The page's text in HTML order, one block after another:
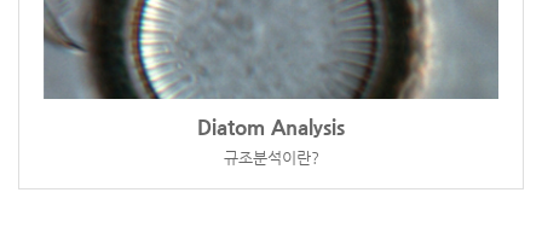
Diatom Analysis
규조분석이란?